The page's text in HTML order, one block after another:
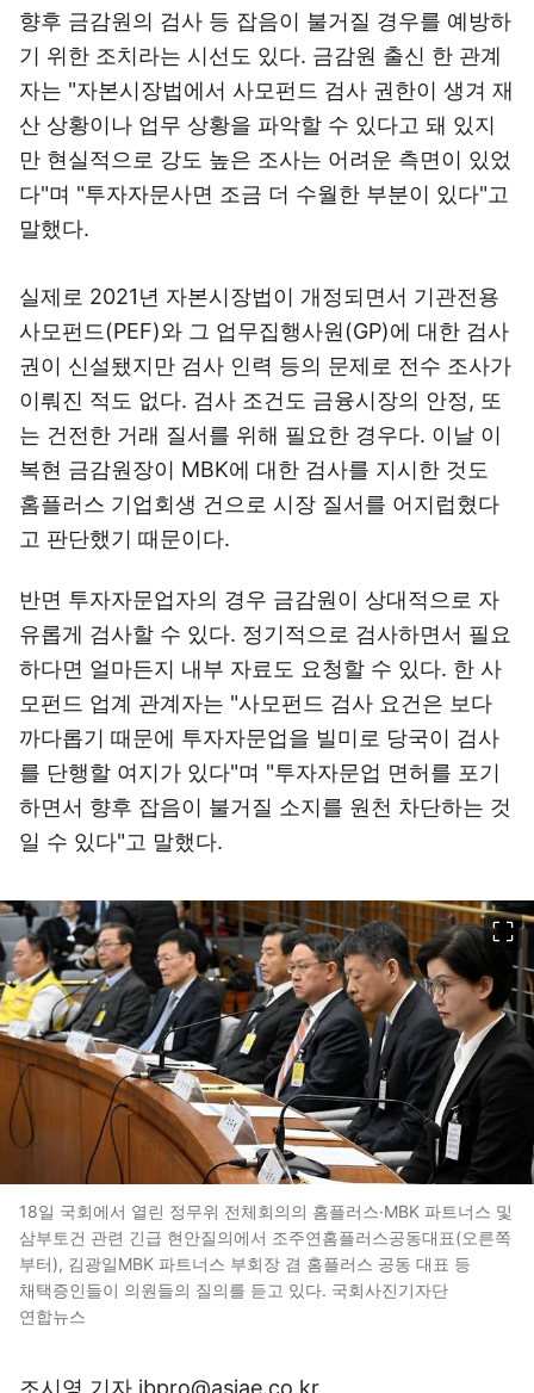
향후 금감원의 검사 등 잡음이 불거질 경우를 예방하
기 위한 조치라는 시선도 있다. 금감원 출신 한 관계
자는 "자본시장법에서 사모펀드 검사 권한이 생겨 재
산 상황이나 업무 상황을 파악할 수 있다고 돼 있지
만 현실적으로 강도 높은 조사는 어려운 측면이 있었
다"며 "투자자문사면 조금 더 수월한 부분이 있다"고
말했다.
실제로 2021년 자본시장법이 개정되면서 기관전용
사모펀드(PEF)와 그 업무집행사원(GP)에 대한 검사
권이 신설됐지만 검사 인력 등의 문제로 전수 조사가
이뤄진 적도 없다. 검사 조건도 금융시장의 안정, 또
는 건전한 거래 질서를 위해 필요한 경우다. 이날 이
복현 금감원장이 MBK에 대한 검사를 지시한 것도
홈플러스 기업회생 건으로 시장 질서를 어지럽혔다
고 판단했기 때문이다.
반면 투자자문업자의 경우 금감원이 상대적으로 자
유롭게 검사할 수 있다. 정기적으로 검사하면서 필요
하다면 얼마든지 내부 자료도 요청할 수 있다. 한 사
모펀드 업계 관계자는 "사모펀드 검사 요건은 보다
까다롭기 때문에 투자자문업을 빌미로 당국이 검사
를 단행할 여지가 있다"며 "투자자문업 면허를 포기
하면서 향후 잡음이 불거질 소지를 원천 차단하는 것
일 수 있다"고 말했다.
18일 국회에서 열린 정무위 전체회의의 홈플러스·MBK 파트너스 및
삼부토건 관련 긴급 현안질의에서 조주연홈플러스공동대표(오른쪽
부터), 김광일MBK 파트너스 부회장 겸 홈플러스 공동 대표 등
채택증인들이 의원들의 질의를 듣고 있다. 국회사진기자단
연합뉴스
조시영 기자 ibpro@asiae.co.kr